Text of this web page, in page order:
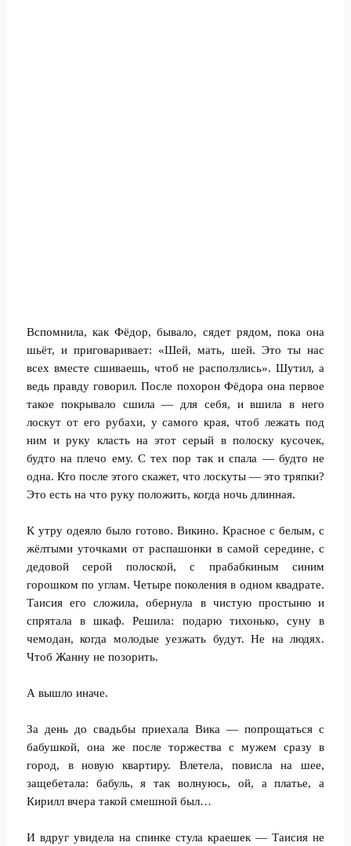
Вспомнила, как Фёдор, бывало, сядет рядом, пока она
шьёт, и приговаривает: «Шей, мать, шей. Это ты нас
всех вместе сшиваешь, чтоб не расползлись». Шутил, а
ведь правду говорил. После похорон Фёдора она первое
такое покрывало сшила — для себя, и вшила в него
лоскут от его рубахи, у самого края, чтоб лежать под
ним и руку класть на этот серый в полоску кусочек,
будто на плечо ему. С тех пор так и спала — будто не
одна. Кто после этого скажет, что лоскуты — это тряпки?
Это есть на что руку положить, когда ночь длинная.
К утру одеяло было готово. Викино. Красное с белым, с
жёлтыми уточками от распашонки в самой середине, с
дедовой серой полоской, с прабабкиным синим
горошком по углам. Четыре поколения в одном квадрате.
Таисия его сложила, обернула в чистую простыню и
спрятала в шкаф. Решила: подарю тихонько, суну в
чемодан, когда молодые уезжать будут. Не на людях.
Чтоб Жанну не позорить.
А вышло иначе.
За день до свадьбы приехала Вика — попрощаться с
бабушкой, она же после торжества с мужем сразу в
город, в новую квартиру. Влетела, повисла на шее,
защебетала: бабуль, я так волнуюсь, ой, а платье, а
Кирилл вчера такой смешной был…
И вдруг увидела на спинке стула краешек — Таисия не